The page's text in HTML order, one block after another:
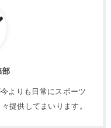
部
よりも日常にスポーツ
提供してまいります。